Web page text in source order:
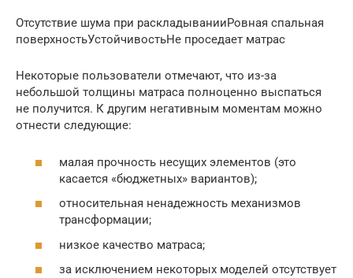
Отсутствие шума при раскладыванииРовная спальная
поверхностьУстойчивостьНе проседает матрас
Некоторые пользователи отмечают, что из-за
небольшой толщины матраса полноценно выспаться
не получится. К другим негативным моментам можно
отнести следующие:
малая прочность несущих элементов (это
касается «бюджетных» вариантов);
относительная ненадежность механизмов
трансформации;
низкое качество матраса;
за исключением некоторых моделей отсутствует